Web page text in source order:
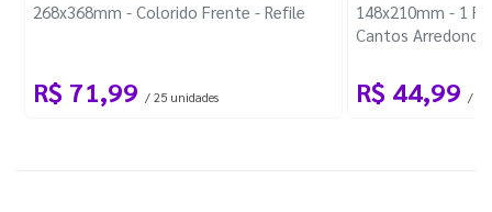
268x368mm - Colorido Frente - Refile
R$ 71,99 / 25 unidades
148x210mm - 1
Cantos
R$ 44,99 / 1